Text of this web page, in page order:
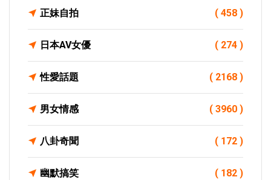
正妹自拍 ( 458 )
日本AV女優 ( 274 )
性愛話題 ( 2168 )
男女情感 ( 3960 )
八卦奇聞 ( 172 )
幽默搞笑 ( 182 )